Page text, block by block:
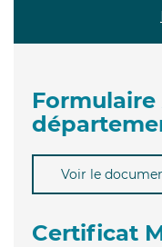
Formulaire
Voir le
Certificat